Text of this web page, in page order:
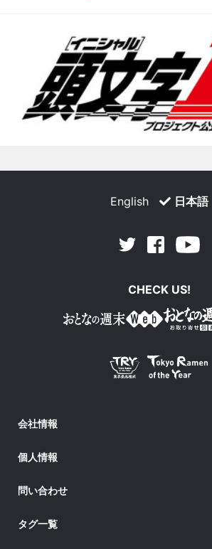
English 日本語
Twitter Facebook
CHECK US!
会社情報
個人情報
問い合わせ
タグ一覧